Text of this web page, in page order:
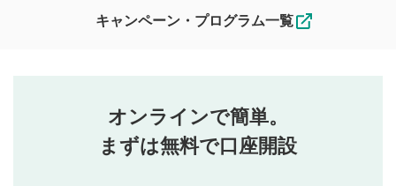
投稿するボタン
星で評価をすると投稿できます。（お名前とコメント
なお、投稿をもって、本注意事項に同意されたものとみなし
行ってください。
当社は、利用者同士、もしくは利用者と第三者間のトラ
ブルによって生じた損害に対して一切の責任を負いませ
キャンペーン・プログラム一覧
オンラインで簡単。
まずは無料で口座開設